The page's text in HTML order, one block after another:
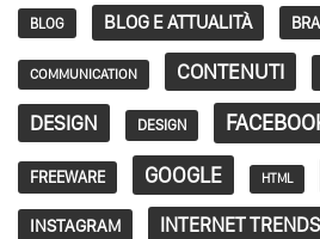
BLOG BLOG E ATTUALITÀ
COMMUNICATION CONTENUTI
DESIGN DESIGN
FREEWARE GOOGLE HTML
INSTAGRAM INTERNET TRENDS